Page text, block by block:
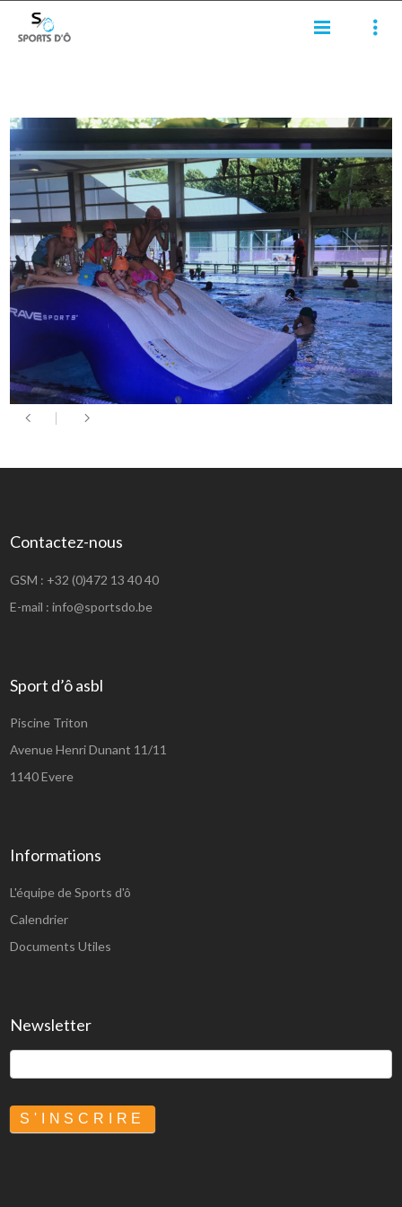
Contactez-nous
GSM : +32 (0)472 13 40 40
E-mail :info@sportsdo.be
Sport d’ô asbl
Piscine Triton
Avenue Henri Dunant 11/11
1140 Evere
Informations
L'équipe de Sports d'ô
Calendrier
Documents Utiles
Newsletter
S'INSCRIRE